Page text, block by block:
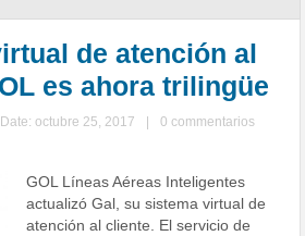
de atención al
es ahora trilingüe
Date: octubre 25, 2017
0 commentarios
GOL Líneas Aéreas Inteligentes
actualizó Gal, su sistema virtual de
atención al cliente. El servicio de